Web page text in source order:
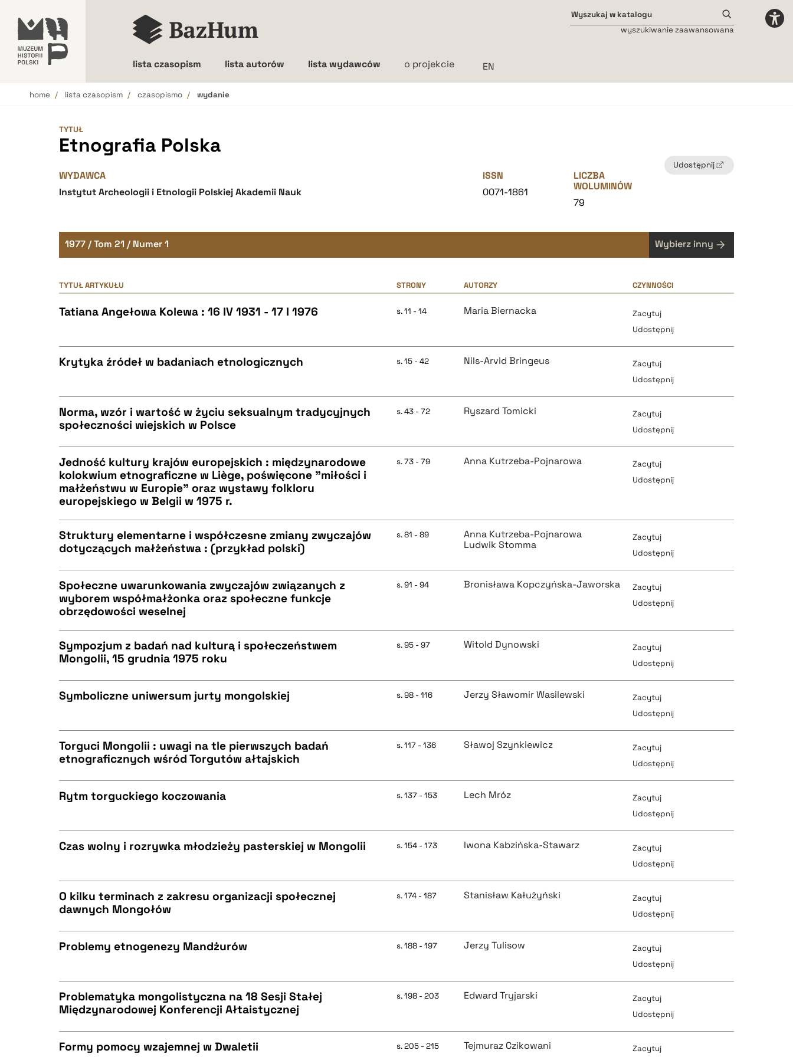
lista czasopism lista autorów lista wydawców o projekcie
wyszukiwanie zaawansowana
home lista czasopism czasopismo wydanie
TYTUŁ
Etnografia Polska
Udostępnij
WYDAWCA
Instytut Archeologii i Etnologii Polskiej Akademii Nauk
ISSN
0071-1861
LICZBA
WOLUMINÓW
79
1977 / Tom 21 / Numer 1 Wybierz inny
TYTUŁ ARTYKUŁU STRONY AUTORZY CZYNNOŚCI
Tatiana Angełowa Kolewa : 16 IV 1931 - 17 I 1976 s. 11 - 14 Maria Biernacka
Zacytuj
Udostępnij
pobierz cytat
BIBTEX
pobierz cytat
Krytyka źródeł w badaniach etnologicznych s. 15 - 42 Nils-Arvid Bringeus
Zacytuj
Udostępnij
pobierz cytat
BIBTEX
Norma, wzór i wartość w życiu seksualnym tradycyjnych
społeczności wiejskich w Polsce
s. 43 - 72 Ryszard Tomicki
Zacytuj
Udostępnij
CZYSTY TEKST
pobierz cytat
BIBTEX
Jedność kultury krajów europejskich : międzynarodowe
kolokwium etnograficzne w Liège, poświęcone "miłości i
małżeństwu w Europie" oraz wystawy folkloru
europejskiego w Belgii w 1975 r.
s. 73 - 79 Anna Kutrzeba-Pojnarowa
Zacytuj
Udostępnij
pobierz cytat
BIBTEX
pobierz cytat
Struktury elementarne i współczesne zmiany zwyczajów
dotyczących małżeństwa : (przykład polski)
s. 81 - 89
Anna Kutrzeba-Pojnarowa
Ludwik Stomma
Zacytuj
Udostępnij
CZYSTY TEKST
BIBTEX
pobierz cytat
Społeczne uwarunkowania zwyczajów związanych z
wyborem współmałżonka oraz społeczne funkcje
obrzędowości weselnej
s. 91 - 94 Bronisława Kopczyńska-Jaworska
Zacytuj
Udostępnij
pobierz cytat
BIBTEX
pobierz cytat
Sympozjum z badań nad kulturą i społeczeństwem
Mongolii, 15 grudnia 1975 roku
s. 95 - 97 Witold Dynowski
Zacytuj
Udostępnij
pobierz cytat
BIBTEX
pobierz cytat
Symboliczne uniwersum jurty mongolskiej s. 98 - 116 Jerzy Sławomir Wasilewski
Zacytuj
Udostępnij
pobierz cytat
BIBTEX
pobierz cytat
Torguci Mongolii : uwagi na tle pierwszych badań
etnograficznych wśród Torgutów ałtajskich
s. 117 - 136 Sławoj Szynkiewicz
Zacytuj
Udostępnij
pobierz cytat
BIBTEX
pobierz cytat
Rytm torguckiego koczowania s. 137 - 153 Lech Mróz
Zacytuj
Udostępnij
pobierz cytat
BIBTEX
pobierz cytat
Czas wolny i rozrywka młodzieży pasterskiej w Mongolii s. 154 - 173 Iwona Kabzińska-Stawarz
Zacytuj
Udostępnij
pobierz cytat
BIBTEX
pobierz cytat
O kilku terminach z zakresu organizacji społecznej
dawnych Mongołów
s. 174 - 187 Stanisław Kałużyński
Zacytuj
Udostępnij
pobierz cytat
Problemy etnogenezy Mandżurów s. 188 - 197 Jerzy Tulisow
Zacytuj
Udostępnij
pobierz cytat
Problematyka mongolistyczna na 18 Sesji Stałej
Międzynarodowej Konferencji Ałtaistycznej
s. 198 - 203 Edward Tryjarski
Zacytuj
Udostępnij
Formy pomocy wzajemnej w Dwaletii s. 205 - 215 Tejmuraz Czikowani
Zacytuj